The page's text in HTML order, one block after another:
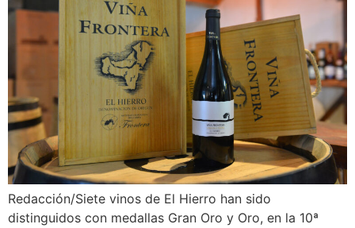
Redacción/Siete vinos de El Hierro han sido
distinguidos con medallas Gran Oro y Oro, en la 10ª